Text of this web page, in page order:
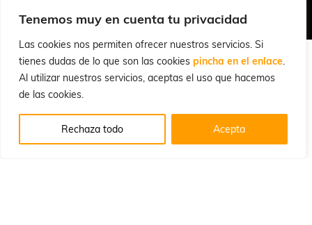
Tenemos muy en cuenta tu privacidad
Las cookies nos permiten ofrecer nuestros servicios. Si
tienes dudas de lo que son las cookies pincha en el enlace.
Al utilizar nuestros servicios, aceptas el uso que hacemos
de las cookies.
Rechaza todo Acepta
© 2026 Cuchillalia.com